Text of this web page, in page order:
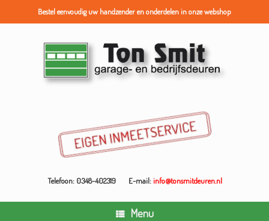
Bestel eenvoudig uw handzender en onderdelen in onze webshop
Telefoon: 0348-402319 E-mail:info@tonsmitdeuren.nl
Menu